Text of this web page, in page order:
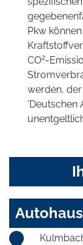
Pkw
CO2-
werden,
'Deutschen